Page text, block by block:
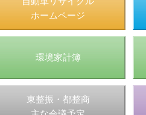
ホームページ
環境家計簿
東整振・都整商